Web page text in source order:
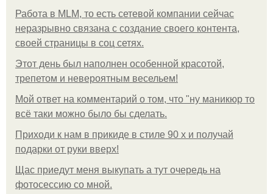
Работа в MLM, то есть сетевой компании сейчас
неразрывно связана с создание своего контента,
своей страницы в соц сетях.
Этот день был наполнен особенной красотой,
трепетом и невероятным весельем!
Мой ответ на комментарий о том, что "ну маникюр то
всё таки можно было бы сделать.
Приходи к нам в прикиде в стиле 90 х и получай
подарки от руки вверх!
Щас приедут меня выкупать а тут очередь на
фотосессию со мной.